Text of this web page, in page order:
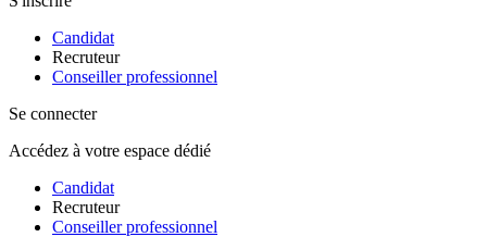
Candidat
Recruteur
Conseiller professionnel
Se connecter
Accédez à votre espace dédié
Candidat
Recruteur
Conseiller professionnel